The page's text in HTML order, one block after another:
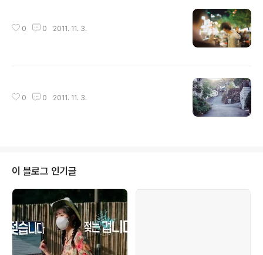
0 0 2011. 11. 3.
0 0 2011. 11. 3.
이 블로그 인기글